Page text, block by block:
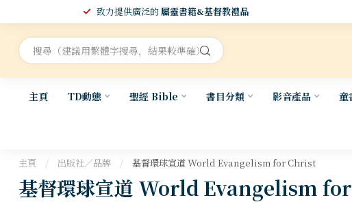
致力提供廣泛的屬靈書籍&基督教禮品
主頁 TD動態 聖經 Bible 書目分類 影音產品 童
主頁 / 出版社／品牌 / 基督環球宣道 World Evangelism for Christ
基督環球宣道 World Evangelism